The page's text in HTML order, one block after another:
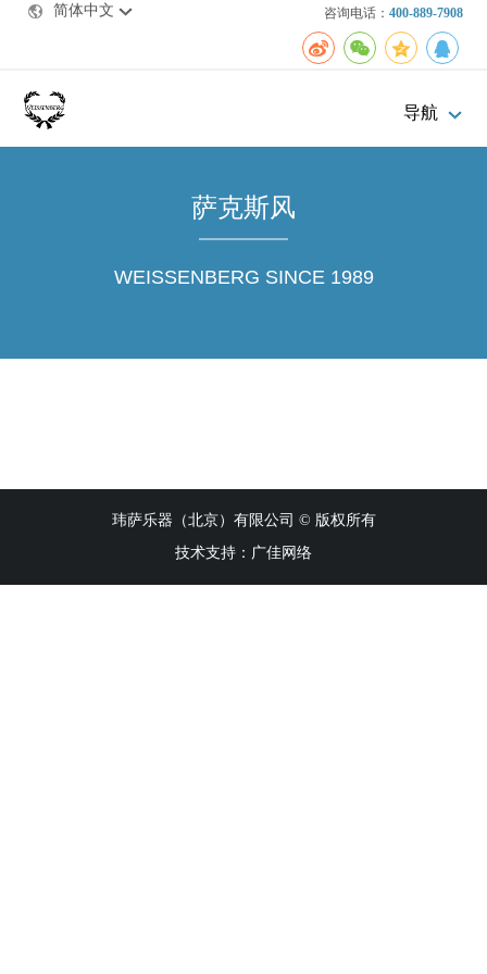
简体中文 咨询电话： 400-889-7908
导航
萨克斯风
WEISSENBERG SINCE 1989
玮萨乐器（北京）有限公司 © 版权所有
技术支持： 广佳网络